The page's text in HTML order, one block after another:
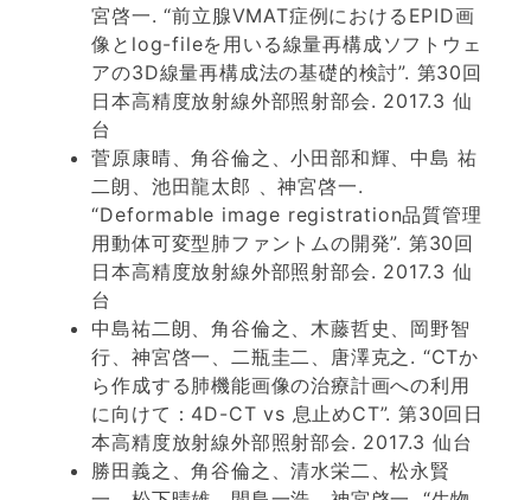
宮啓一. “前立腺VMAT症例におけるEPID画
像とlog-fileを用いる線量再構成ソフトウェ
アの3D線量再構成法の基礎的検討”. 第30回
日本高精度放射線外部照射部会. 2017.3 仙
台
菅原康晴、角谷倫之、小田部和輝、中島 祐
二朗、池田龍太郎 、神宮啓一.
“Deformable image registration品質管理
用動体可変型肺ファントムの開発”. 第30回
日本高精度放射線外部照射部会. 2017.3 仙
台
中島祐二朗、角谷倫之、木藤哲史、岡野智
行、神宮啓一、二瓶圭二、唐澤克之. “CTか
ら作成する肺機能画像の治療計画への利用
に向けて：4D-CT vs 息止めCT”. 第30回日
本高精度放射線外部照射部会. 2017.3 仙台
勝田義之、角谷倫之、清水栄二、松永賢